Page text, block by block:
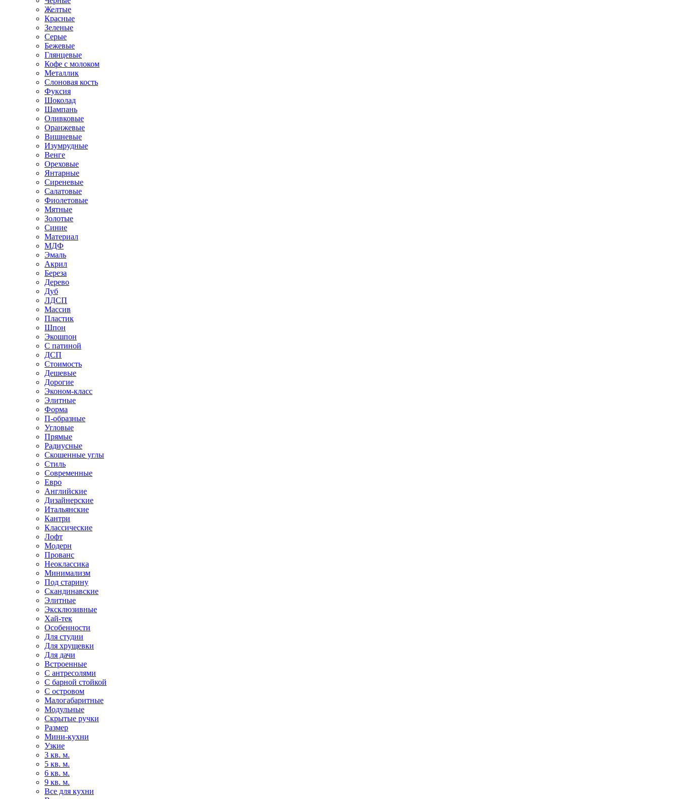
Желтые
Красные
Зеленые
Серые
Бежевые
Глянцевые
Кофе с молоком
Металлик
Слоновая кость
Фуксия
Шоколад
Шампань
Оливковые
Оранжевые
Вишневые
Изумрудные
Венге
Ореховые
Янтарные
Сиреневые
Салатовые
Фиолетовые
Мятные
Золотые
Синие
Материал
МДФ
Эмаль
Акрил
Береза
Дерево
Дуб
ЛДСП
Массив
Пластик
Шпон
Экошпон
С патиной
ДСП
Стоимость
Дешевые
Дорогие
Эконом-класс
Элитные
Форма
П-образные
Угловые
Прямые
Радиусные
Скошенные углы
Стиль
Современные
Евро
Английские
Дизайнерские
Итальянские
Кантри
Классические
Лофт
Модерн
Прованс
Неоклассика
Минимализм
Под старину
Скандинавские
Элитные
Эксклюзивные
Хай-тек
Особенности
Для студии
Для хрущевки
Для дачи
Встроенные
С антресолями
С барной стойкой
С островом
Малогабаритные
Модульные
Скрытые ручки
Размер
Мини-кухни
Узкие
3 кв. м.
5 кв. м.
6 кв. м.
9 кв. м.
Все для кухни